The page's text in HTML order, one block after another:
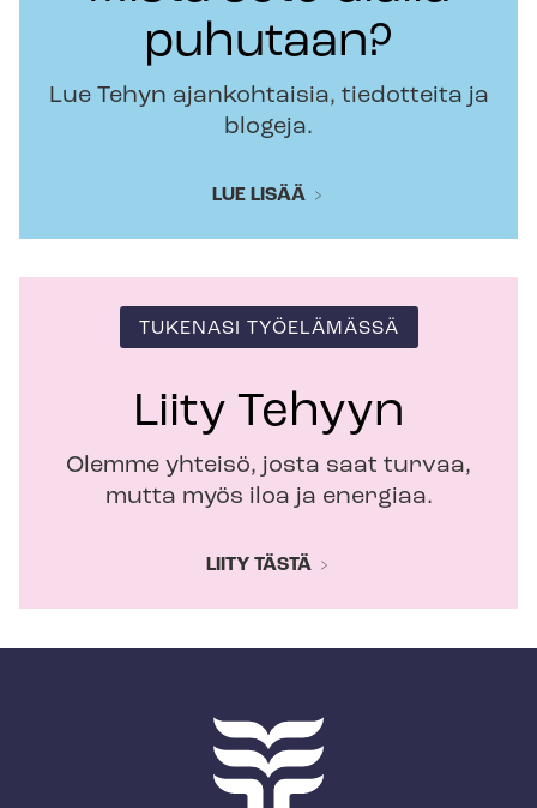
puhutaan?
Lue Tehyn ajankohtaisia, tiedotteita ja
blogeja.
LUE LISÄÄ
TUKENASI TYÖELÄMÄSSÄ
Liity Tehyyn
Olemme yhteisö, josta saat turvaa,
mutta myös iloa ja energiaa.
LIITY TÄSTÄ